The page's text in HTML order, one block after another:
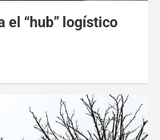
el “hub” logístico